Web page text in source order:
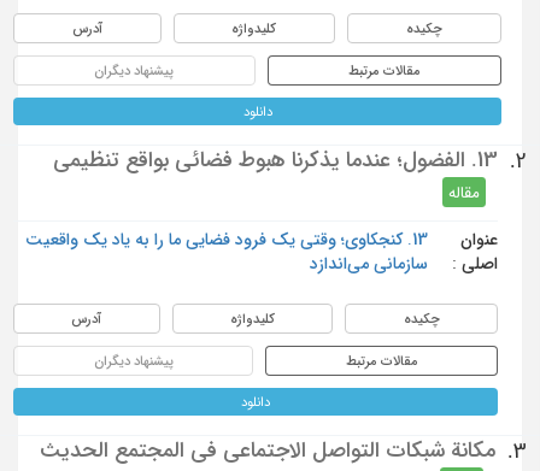
چکیده کلیدواژه آدرس
مقالات مرتبط پیشنهاد دیگران
دانلود
2. 13. الفضول؛ عندما يذكرنا هبوط فضائي بواقع تنظيمي
مقاله
عنوان
اصلی :
13. کنجکاوی؛ وقتی یک فرود فضایی ما را به یاد یک واقعیت
سازمانی می‌اندازد
چکیده کلیدواژه آدرس
مقالات مرتبط پیشنهاد دیگران
دانلود
3. مكانة شبكات التواصل الاجتماعي في المجتمع الحديث